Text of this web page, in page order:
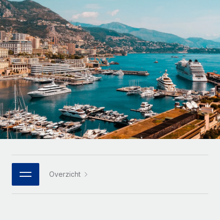
Zzp'ers internationaal onboarden en beheren
PEO
Ingewikkelde HR-taken eenvoudig uitbesteden
INFRASTRUCTUUR
Remote Embedded
HR naadloos in workflows integreren
Platform
Ingebouwde essentiële HR-functies voor je team
Integraties
GROEIFASE
Start-ups
Flexibele global HR en payroll solutions voor groeiende
bedrijven
Mid-market
Teams uitbreiden met HR solutions op maat
Enterprise
Global HR voor grote bedrijven
WERK MET ONS SAMEN
Strategische technologiepartners
Betalingscalculator voor zzp'ers
Ontdek valuta-opties en betaalsnelheden voor
internationale zzp'ers
LEREN MET REMOTE
Onderzoek en gidsen
Casestudy's
HR-woordenlijst
Checklists en templates
Webinars
Nederlands
Français
Deutsch
Español
Italiano
Português (Portugal)
日本語
한국어
Inloggen
Overzicht